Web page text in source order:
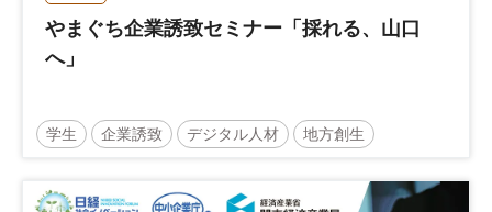
やまぐち企業誘致セミナー「採れる、山口
へ」
学生 企業誘致 デジタル人材 地方創生